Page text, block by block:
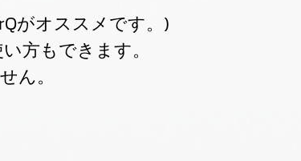
がオススメです。)
方もできます。
ん。